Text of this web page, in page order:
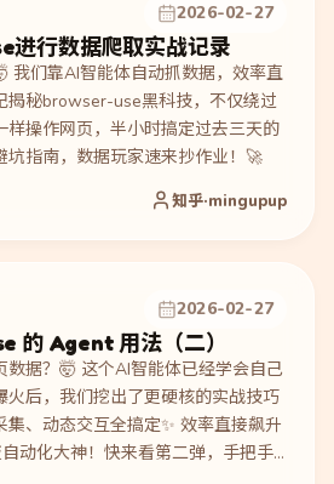
2026-02-27
行数据爬取实战记录
我们靠AI智能体自动抓数据，效率直
揭秘browser-use黑科技，不仅绕过
样操作网页，半小时搞定过去三天的
坑指南，数据玩家速来抄作业！🚀
知乎·mingupup
2026-02-27
的 Agent 用法（二）
数据？🤯 这个AI智能体已经学会自己
火后，我们挖出了更硬核的实战技巧
、动态交互全搞定✨ 效率直接飙升
动化大神！快来看第二弹，手把手